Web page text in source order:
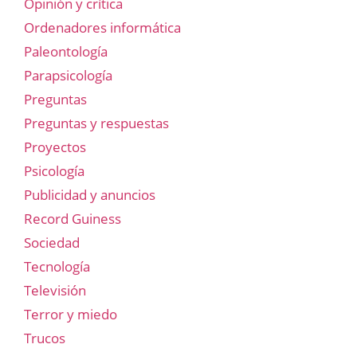
Ordenadores informática
Paleontología
Parapsicología
Preguntas
Preguntas y respuestas
Proyectos
Psicología
Publicidad y anuncios
Record Guiness
Sociedad
Tecnología
Televisión
Terror y miedo
Trucos